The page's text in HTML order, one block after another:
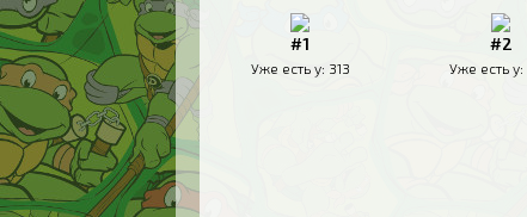
#1
Уже есть у: 313
#2
Уже есть у: